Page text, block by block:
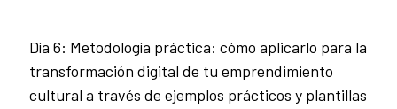
Día 6: Metodología práctica: cómo aplicarlo para la
transformación digital de tu emprendimiento
cultural a través de ejemplos prácticos y plantillas